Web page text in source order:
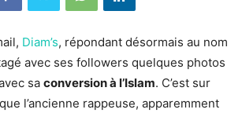
Diam’s, répondant désormais au nom
avec ses followers quelques photos
sa conversion à l’Islam. C’est sur
l’ancienne rappeuse, apparemment